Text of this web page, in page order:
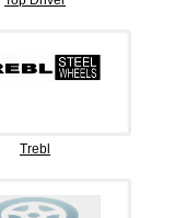
Trebl